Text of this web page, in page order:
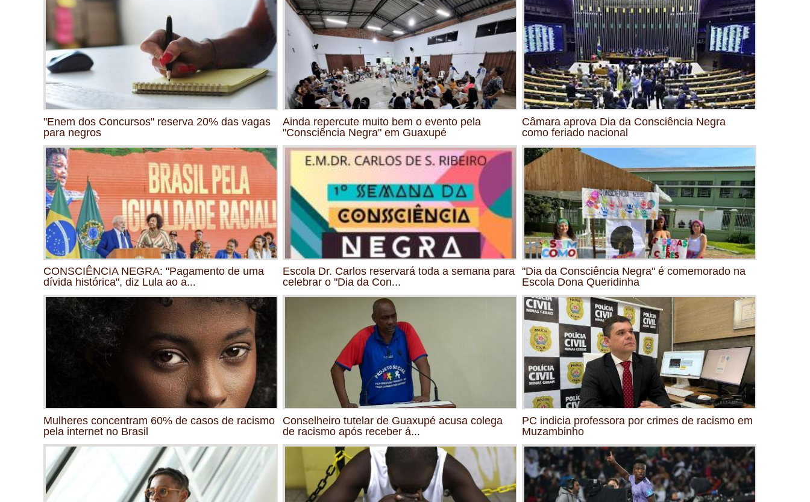
"Enem dos Concursos" reserva 20% das vagas
para negros
Ainda repercute muito bem o evento pela
"Consciência Negra" em Guaxupé
Câmara aprova Dia da Consciência Negra
como feriado nacional
CONSCIÊNCIA NEGRA: "Pagamento de uma
dívida histórica", diz Lula ao a...
Escola Dr. Carlos reservará toda a semana para
celebrar o "Dia da Con...
"Dia da Consciência Negra" é comemorado na
Escola Dona Queridinha
Mulheres concentram 60% de casos de racismo
pela internet no Brasil
Conselheiro tutelar de Guaxupé acusa colega
de racismo após receber á...
PC indicia professora por crimes de racismo em
Muzambinho